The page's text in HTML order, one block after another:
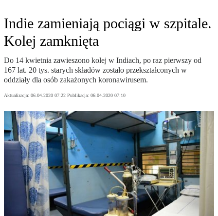
Indie zamieniają pociągi w szpitale.
Kolej zamknięta
Do 14 kwietnia zawieszono kolej w Indiach, po raz pierwszy od
167 lat. 20 tys. starych składów zostało przekształconych w
oddziały dla osób zakażonych koronawirusem.
Aktualizacja: 06.04.2020 07:22 Publikacja: 06.04.2020 07:10